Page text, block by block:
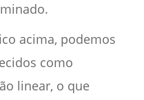
acima, podemos
como
linear, o que